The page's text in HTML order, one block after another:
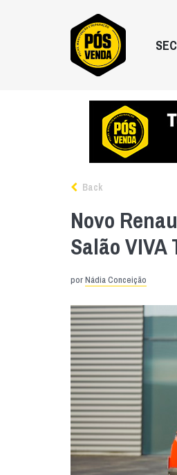
Back
Novo
Salão VIVA
porNádia Conceição